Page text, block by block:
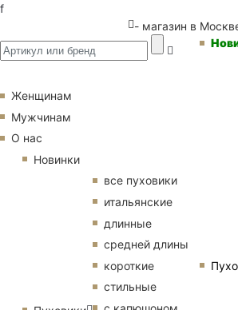
f
- магазин в
Женщинам
Мужчинам
О нас
Новинки
все пуховики
итальянские
длинные
средней длины
короткие
стильные